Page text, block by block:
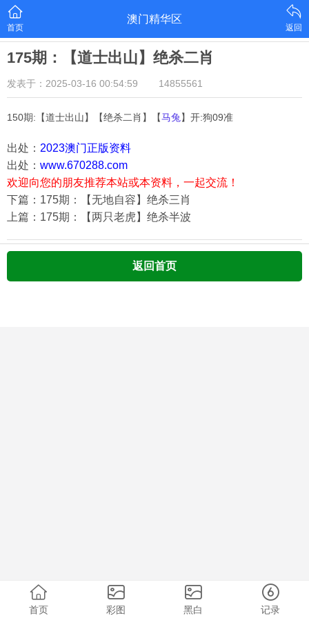
首页
澳门精华区
返回
175期：【道士出山】绝杀二肖
发表于：2025-03-16 00:54:59 14855561
150期:【道士出山】【绝杀二肖】【马兔 】开:狗09准
出处： 2023澳门正版资料
出处： www.670288.com
欢迎向您的朋友推荐本站或本资料，一起交流！
下篇：175期：【无地自容】绝杀三肖
上篇：175期：【两只老虎】绝杀半波
返回首页
首页 彩图 黑白 记录